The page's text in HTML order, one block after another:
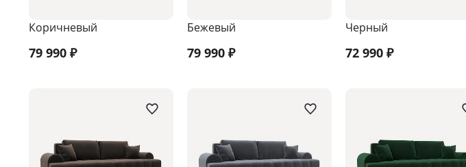
Коричневый
79 990 ₽
Бежевый
79 990₽
Черный
72 990₽